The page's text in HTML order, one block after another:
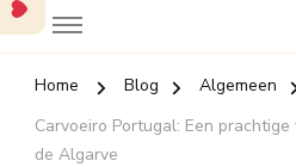
Home Blog
Algemeen
Carvoeiro Portugal: Een
de Algarve